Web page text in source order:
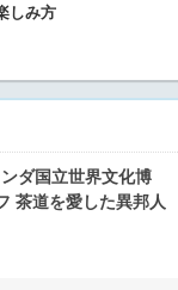
しみ方
ダ国立世界文化博
茶道を愛した異邦人